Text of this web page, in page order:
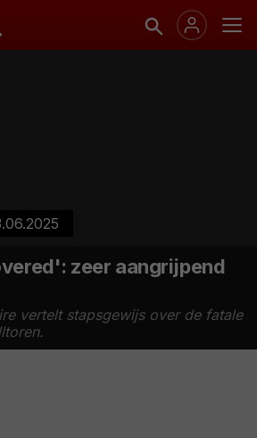
zeer aangrijpend
vertelt stapsgewijs over de fatale